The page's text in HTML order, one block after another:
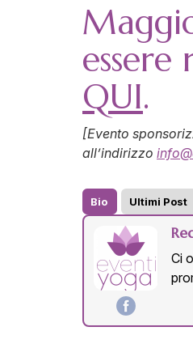
QUI.
[Evento
all’indirizzo
Bio Ultimi Post
Ci